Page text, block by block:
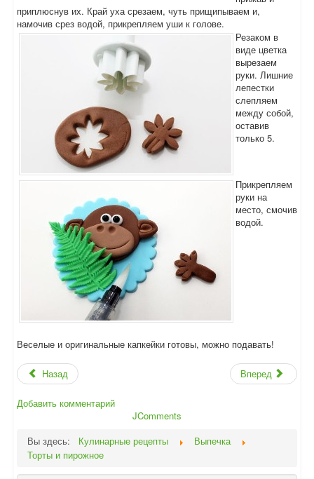
приплюснув их. Край уха срезаем, чуть прищипываем и,
намочив срез водой, прикрепляем уши к голове.
Резаком в
виде цветка
вырезаем
руки. Лишние
лепестки
слепляем
между собой,
оставив
только 5.
Прикрепляем
руки на
место, смочив
водой.
Веселые и оригинальные капкейки готовы, можно подавать!
Назад Вперед
Добавить комментарий
JComments
Вы здесь:
Кулинарные рецепты
Выпечка
Торты и пирожное